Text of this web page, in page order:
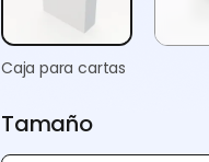
Caja para cartas
Tamaño